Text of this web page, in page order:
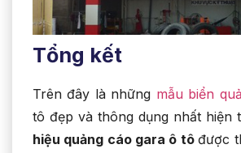
Tổng kết
Trên đây là những mẫu biển
tô đẹp và thông dụng nhất hiện
hiệu quảng cáo gara ô tôđược